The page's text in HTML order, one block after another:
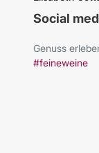
Social
Genuss
#feineweine